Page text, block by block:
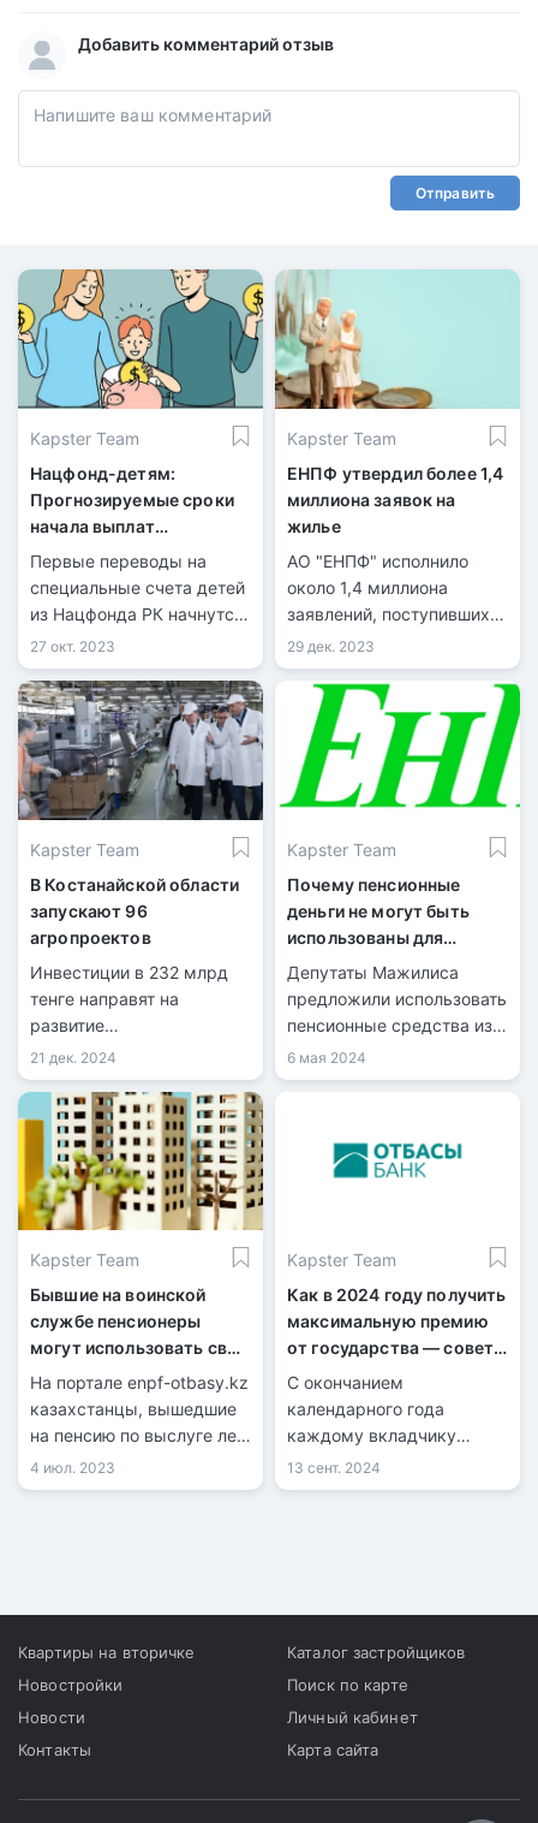
Добавить комментарий отзыв
Отправить
Kapster Team
Нацфонд-детям:
Прогнозируемые сроки
начала выплат
казахстанцам
Первые переводы на
специальные счета детей
из Нацфонда РК начнутся
1 февраля.
27 окт. 2023
Kapster Team
ЕНПФ утвердил более 1,4
миллиона заявок на
жилье
АО "ЕНПФ" исполнило
около 1,4 миллиона
заявлений, поступивших
от более чем миллиона
граждан Казахстана, на
общую сумму более 3
триллионов тенге. Эти
средства были
направлены жителями на
улучшение своих
29 дек. 2023
Kapster Team
В Костанайской области
запускают 96
агропроектов
Инвестиции в 232 млрд
тенге направят на
развитие
агропромышленного
комплекса.
21 дек. 2024
Kapster Team
Почему пенсионные
деньги не могут быть
использованы для
строительства жилья в
Депутаты Мажилиса
предложили использовать
пенсионные средства из
ЕНПФ для новой
жилищной программы.
6 мая 2024
Kapster Team
Бывшие на воинской
службе пенсионеры
могут использовать свои
пенсионные накопления
на покупку жилья
На портале enpf-otbasy.kz
казахстанцы, вышедшие
на пенсию по выслуге лет,
имеют возможность
полностью изъять свои
4 июл. 2023
Kapster Team
Как в 2024 году получить
максимальную премию
от государства — советы
Отбасы банка
С окончанием
календарного года
каждому вкладчику
Отбасы банка
начисляется не только
13 сент. 2024
Квартиры на вторичке
Новостройки
Новости
Контакты
Каталог застройщиков
Поиск по карте
Личный кабинет
Карта сайта